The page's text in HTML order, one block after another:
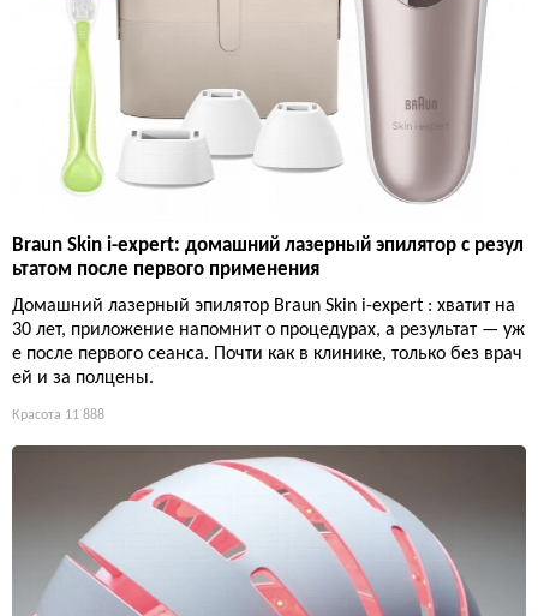
Braun Skin i-expert: домашний лазерный эпилятор с резул
ьтатом после первого применения
Домашний лазерный эпилятор Braun Skin i-expert : хватит на
30 лет, приложение напомнит о процедурах, а результат — уж
е после первого сеанса. Почти как в клинике, только без врач
ей и за полцены.
Красота 11 888